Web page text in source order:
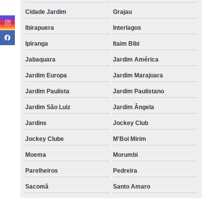
Cidade Jardim Grajau
Ibirapuera Interlagos
Ipiranga Itaim Bibi
Jabaquara Jardim América
Jardim Europa Jardim Marajoara
Jardim Paulista Jardim Paulistano
Jardim São Luiz Jardim Ângela
Jardins Jockey Club
Jockey Clube M'Boi Mirim
Moema Morumbi
Parelheiros Pedreira
Sacomã Santo Amaro